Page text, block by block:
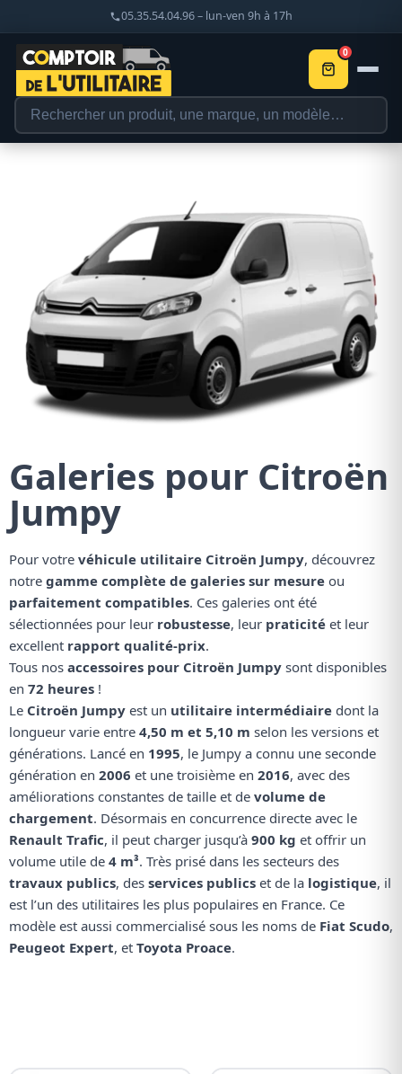
05.35.54.04.96 – lun-ven 9h à 17h
0
Galeries pour Citroën
Jumpy
Pour votre véhicule utilitaire Citroën Jumpy, découvrez
notre gamme complète de galeries sur mesure ou
parfaitement compatibles. Ces galeries ont été
sélectionnées pour leur robustesse, leur praticité et leur
excellent rapport qualité-prix.
Tous nos accessoires pour Citroën Jumpy sont disponibles
en 72 heures !
Le Citroën Jumpy est un utilitaire intermédiaire dont la
longueur varie entre 4,50 m et 5,10 m selon les versions et
générations. Lancé en 1995, le Jumpy a connu une seconde
génération en 2006 et une troisième en 2016, avec des
améliorations constantes de taille et de volume de
chargement. Désormais en concurrence directe avec le
Renault Trafic, il peut charger jusqu’à 900 kg et offrir un
volume utile de 4 m³. Très prisé dans les secteurs des
travaux publics, des services publics et de la logistique, il
est l’un des utilitaires les plus populaires en France. Ce
modèle est aussi commercialisé sous les noms de Fiat Scudo,
Peugeot Expert, et Toyota Proace.